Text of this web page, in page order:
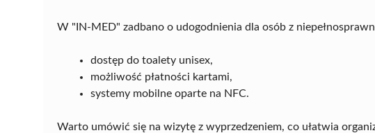
W "IN-MED" zadbano o udogodnienia dla osób z
dostęp do toalety unisex,
możliwość płatności kartami,
systemy mobilne oparte na NFC.
Warto umówić się na wizytę z wyprzedzeniem, co ułatwia